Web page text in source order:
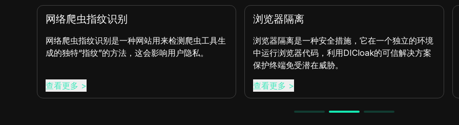
网络爬虫指纹识别
网络爬虫指纹识别是一种网站用来检测爬虫工具生
成的独特“指纹”的方法，这会影响用户隐私。
查看更多 >
浏览器隔离
浏览器隔离是一种安全措施，它在一个独立的环境
中运行浏览器代码，利用DICloak的可信解决方案
保护终端免受潜在威胁。
查看更多 >